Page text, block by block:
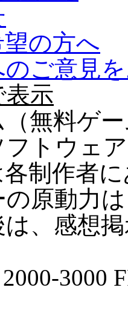
の方へ
ご意見
示
無料ゲ
フトウェ
制作者
原動力
、感想
3000